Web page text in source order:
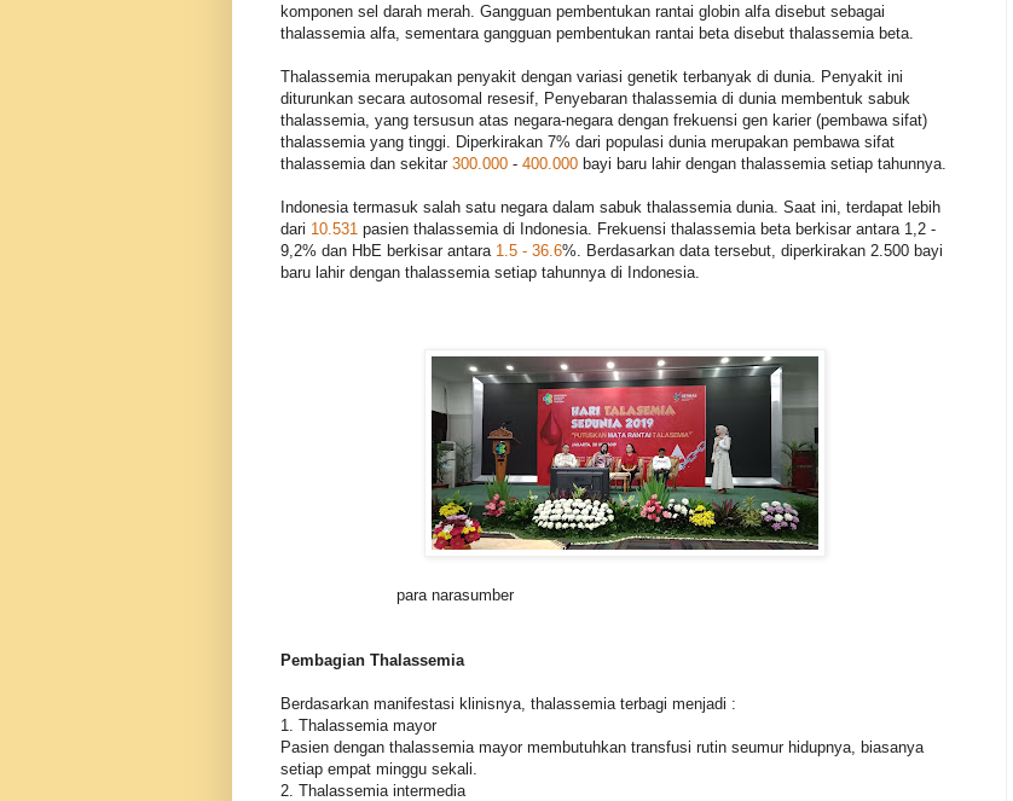
komponen sel darah merah. Gangguan pembentukan rantai globin alfa disebut sebagai
thalassemia alfa, sementara gangguan pembentukan rantai beta disebut thalassemia beta.
Thalassemia merupakan penyakit dengan variasi genetik terbanyak di dunia. Penyakit ini
diturunkan secara autosomal resesif, Penyebaran thalassemia di dunia membentuk sabuk
thalassemia, yang tersusun atas negara-negara dengan frekuensi gen karier (pembawa sifat)
thalassemia yang tinggi. Diperkirakan 7% dari populasi dunia merupakan pembawa sifat
thalassemia dan sekitar 300.000 - 400.000 bayi baru lahir dengan thalassemia setiap tahunnya.
Indonesia termasuk salah satu negara dalam sabuk thalassemia dunia. Saat ini, terdapat lebih
dari 10.531 pasien thalassemia di Indonesia. Frekuensi thalassemia beta berkisar antara 1,2 -
9,2% dan HbE berkisar antara 1.5 - 36.6%. Berdasarkan data tersebut, diperkirakan 2.500 bayi
baru lahir dengan thalassemia setiap tahunnya di Indonesia.
para narasumber
Pembagian Thalassemia
Berdasarkan manifestasi klinisnya, thalassemia terbagi menjadi :
1. Thalassemia mayor
Pasien dengan thalassemia mayor membutuhkan transfusi rutin seumur hidupnya, biasanya
setiap empat minggu sekali.
2. Thalassemia intermedia